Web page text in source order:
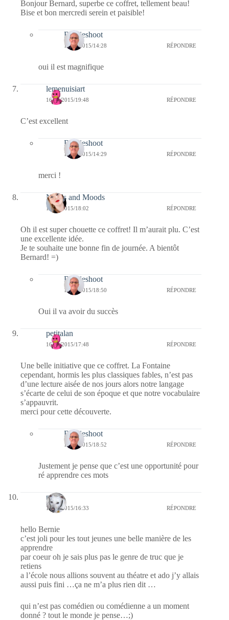
Bonjour Bernard, superbe ce coffret, tellement beau!
Bise et bon mercredi serein et paisible!
Bernieshoot
17/09/2015/14:28 RÉPONDRE
oui il est magnifique
lemenuisiart
16/09/2015/19:48 RÉPONDRE
C’est excellent
Bernieshoot
17/09/2015/14:29 RÉPONDRE
merci !
Needs and Moods
16/09/2015/18:02 RÉPONDRE
Oh il est super chouette ce coffret! Il m’aurait plu. C’est
une excellente idée.
Je te souhaite une bonne fin de journée. A bientôt
Bernard! =)
Bernieshoot
16/09/2015/18:50 RÉPONDRE
Oui il va avoir du succès
petitalan
16/09/2015/17:48 RÉPONDRE
Une belle initiative que ce coffret. La Fontaine
cependant, hormis les plus classiques fables, n’est pas
d’une lecture aisée de nos jours alors notre langage
s’écarte de celui de son époque et que notre vocabulaire
s’appauvrit.
merci pour cette découverte.
Bernieshoot
16/09/2015/18:52 RÉPONDRE
Justement je pense que c’est une opportunité pour
ré apprendre ces mots
nays
16/09/2015/16:33 RÉPONDRE
hello Bernie
c’est joli pour les tout jeunes une belle manière de les
apprendre
par coeur oh je sais plus pas le genre de truc que je
retiens
a l’école nous allions souvent au théatre et ado j’y allais
aussi puis fini …ça ne m’a plus rien dit …
qui n’est pas comédien ou comédienne a un moment
donné ? tout le monde je pense…;)